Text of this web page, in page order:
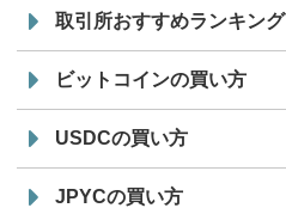
取引所おすすめランキング
ビットコインの買い方
USDCの買い方
JPYCの買い方